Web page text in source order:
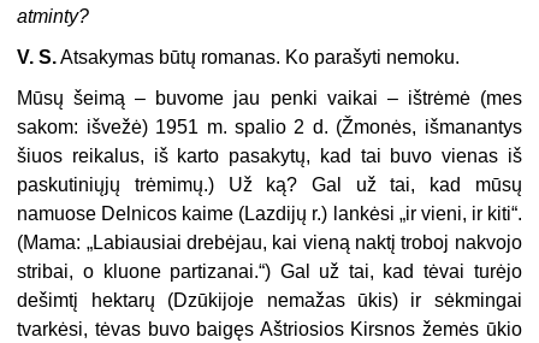
atminty?
V. S.Atsakymas būtų romanas. Ko parašyti nemoku.
Mūsų šeimą – buvome jau penki vaikai – ištrėmė (mes
sakom: išvežė) 1951 m. spalio 2 d. (Žmonės, išmanantys
šiuos reikalus, iš karto pasakytų, kad tai buvo vienas iš
paskutiniųjų trėmimų.) Už ką? Gal už tai, kad mūsų
namuose Delnicos kaime (Lazdijų r.) lankėsi „ir vieni, ir kiti“.
(Mama: „Labiausiai drebėjau, kai vieną naktį troboj nakvojo
stribai, o kluone partizanai.“) Gal už tai, kad tėvai turėjo
dešimtį hektarų (Dzūkijoje nemažas ūkis) ir sėkmingai
tvarkėsi, tėvas buvo baigęs Aštriosios Kirsnos žemės ūkio